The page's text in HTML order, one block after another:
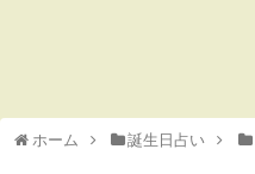
ホーム 誕生日占い